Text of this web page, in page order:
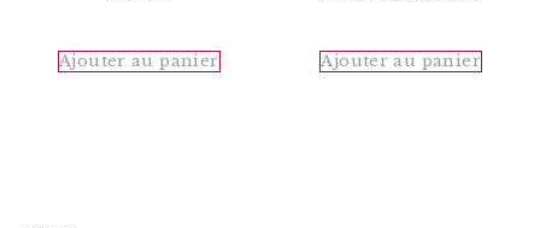
Ajouter au panier
$2
$1
Ajouter au panier